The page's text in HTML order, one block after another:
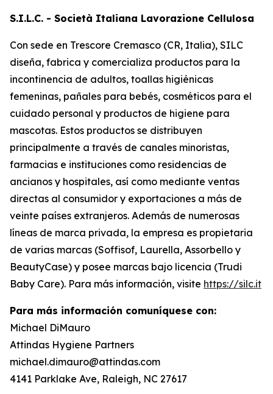
S.I.L.C. - Società Italiana Lavorazione Cellulosa
Con sede en Trescore Cremasco (CR, Italia), SILC
diseña, fabrica y comercializa productos para la
incontinencia de adultos, toallas higiénicas
femeninas, pañales para bebés, cosméticos para el
cuidado personal y productos de higiene para
mascotas. Estos productos se distribuyen
principalmente a través de canales minoristas,
farmacias e instituciones como residencias de
ancianos y hospitales, así como mediante ventas
directas al consumidor y exportaciones a más de
veinte países extranjeros. Además de numerosas
líneas de marca privada, la empresa es propietaria
de varias marcas (Soffisof, Laurella, Assorbello y
BeautyCase) y posee marcas bajo licencia (Trudi
Baby Care). Para más información, visite https://silc.it
Para más información comuníquese con:
Michael DiMauro
Attindas Hygiene Partners
michael.dimauro@attindas.com
4141 Parklake Ave, Raleigh, NC 27617